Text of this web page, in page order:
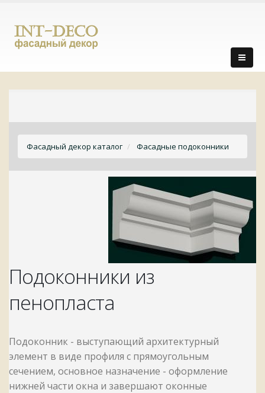
Фасадный декор каталог Фасадные подоконники
Подоконники из
пенопласта
Подоконник - выступающий архитектурный
элемент в виде профиля с прямоугольным
сечением, основное назначение - оформление
нижней части окна и завершают оконные